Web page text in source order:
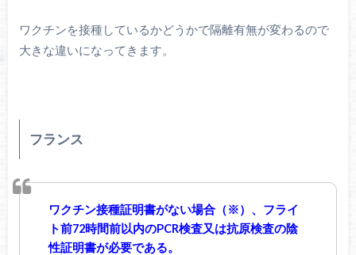
ワクチンを接種しているかどうかで隔離有無が変わるので
大きな違いになってきます。
フランス
ワクチン接種証明書がない場合（※）、フライ
ト前72時間前以内のPCR検査又は抗原検査の陰
性証明書が必要である。